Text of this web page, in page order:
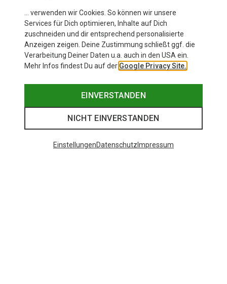
… verwenden wir Cookies. So können wir unsere
Services für Dich optimieren, Inhalte auf Dich
zuschneiden und dir entsprechend personalisierte
Anzeigen zeigen. Deine Zustimmung schließt ggf. die
Verarbeitung Deiner Daten u.a. auch in den USA ein.
Mehr Infos findest Du auf der Google Privacy Site.
EINVERSTANDEN
NICHT EINVERSTANDEN
EinstellungenDatenschutz Impressum